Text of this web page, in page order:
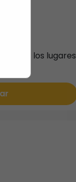
de los lugares